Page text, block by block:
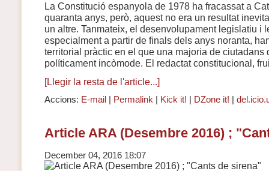
La Constitució espanyola de 1978 ha fracassat a
quaranta anys, però, aquest no era un resultat
un altre. Tanmateix, el desenvolupament legislatiu i
especialment a partir de finals dels anys noranta,
territorial pràctic en el que una majoria de ciutadans
políticament incòmode. El redactat constitucional,
[Llegir la resta de l'article...]
Accions: E-mail Permalink Kick it! DZone it!
Article ARA (Desembre 2016) ;
December 04, 2016 18:07